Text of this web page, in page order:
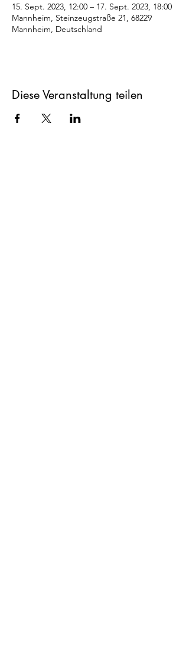
15. Sept. 2023, 12:00 – 17. Sept. 2023, 18:00
Mannheim, Steinzeugstraße 21, 68229
Mannheim, Deutschland
Diese Veranstaltung teilen